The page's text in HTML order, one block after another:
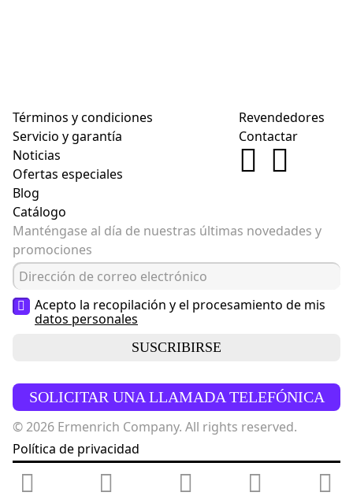
Términos y condiciones
Servicio y garantía
Noticias
Ofertas especiales
Blog
Catálogo
Revendedores
Contactar
Manténgase al día de nuestras últimas novedades y
promociones
Acepto la recopilación y el procesamiento de mis
datos personales
SUSCRIBIRSE
SOLICITAR UNA LLAMADA TELEFÓNICA
© 2026 Ermenrich Company. All rights reserved.
Política de privacidad